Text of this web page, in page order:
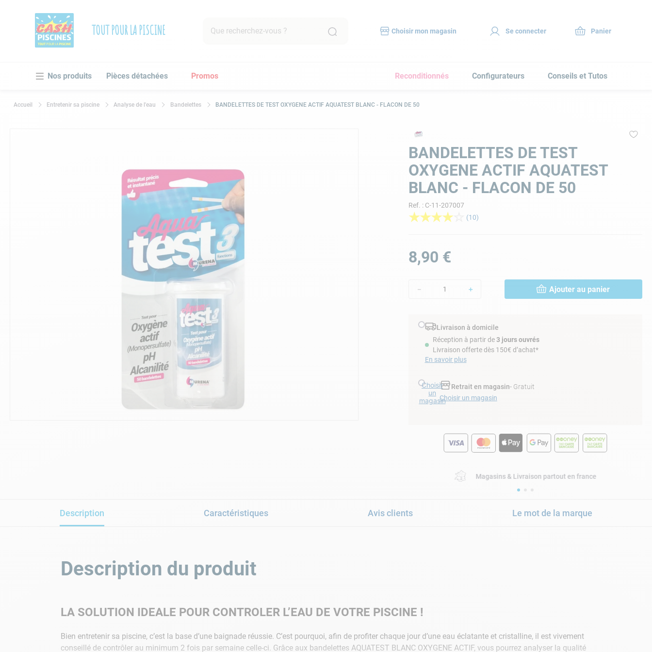
TOUT POUR LA PISCINE Choisir mon magasin Se connecter
Pièces détachées Promos Reconditionnés Configurateurs Conseils et Tutos
Entretenir sa piscine Analyse de l'eau Bandelettes BANDELETTES DE TEST OXYGENE ACTIF AQUATEST BLANC - FLACON DE 50
BANDELETTES DE TEST
OXYGENE ACTIF AQUATEST
BLANC - FLACON DE 50
Ref. : C-11-207007
★★★★☆ (10)
8,90 €
＋
－ Ajouter au panier
Livraison à domicile
Réception à partir de3 jours ouvrés
Livraison offerte dès 150€ d’achat*
En savoir plus
Choisir
un
magasin
Retrait en magasin- Gratuit
Choisir un magasin
Magasins & Livraison partout en france
Description Caractéristiques Avis clients Le mot de la marque
Description du produit
LA SOLUTION IDEALE POUR CONTROLER L’EAU DE VOTRE PISCINE !
Bien entretenir sa piscine, c’est la base d’une baignade réussie. C’est pourquoi, afin de profiter chaque jour d’une eau éclatante et cristalline, il est vivement
conseillé de contrôler au minimum 2 fois par semaine celle-ci. Grâce aux bandelettes AQUATEST BLANC OXYGENE ACTIF, vous pourrez analyser la qualité
1.
pompe filtration piscine
7.
8.
aspirateur piscine
9.
skimmer
10
chlore choc